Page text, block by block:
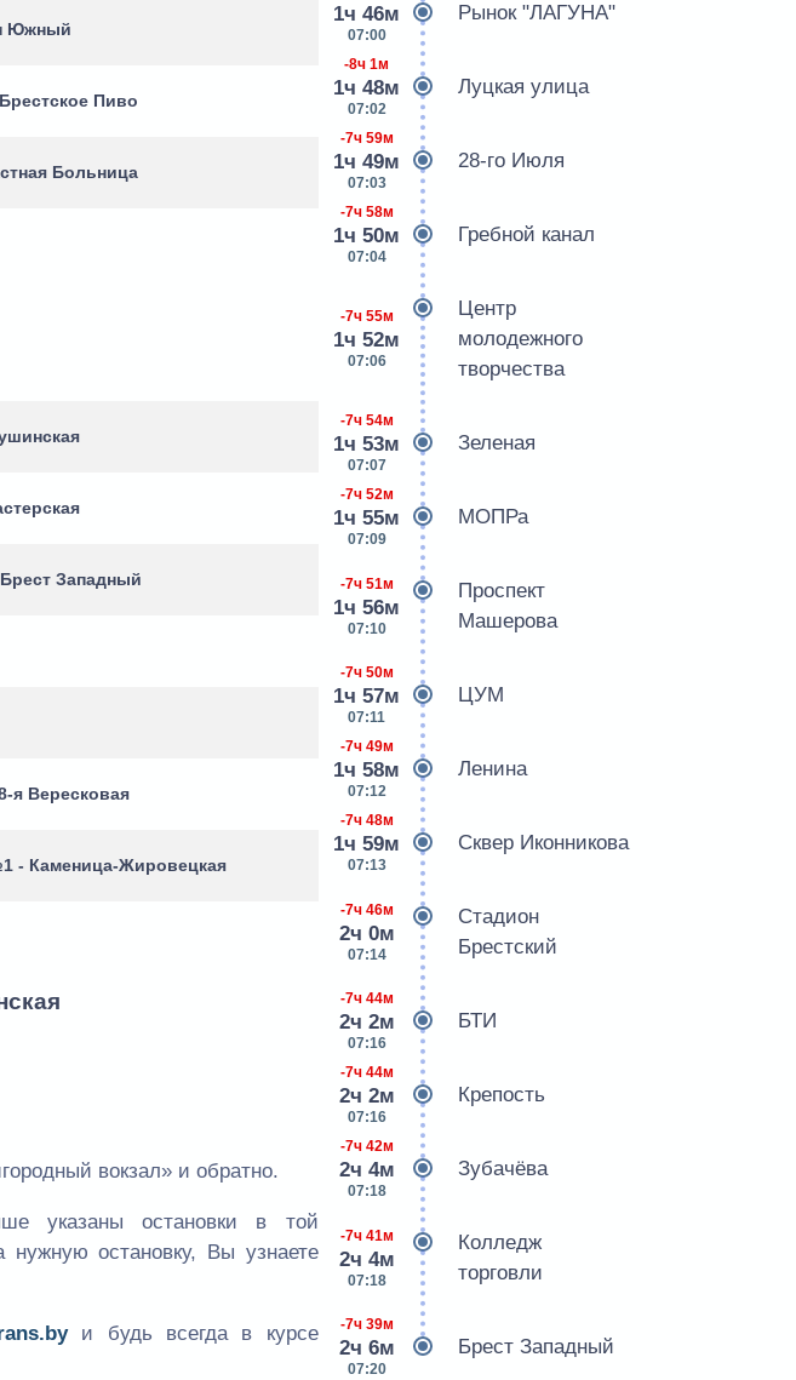
Южный
Пиво
Больница
Западный
я Вересковая
- Каменица-Жировецкая
вокзал» и обратно.
указаны остановки в той
нужную остановку, Вы узнаете
и будь всегда в курсе
1ч 46м
07:00
Рынок "ЛАГУНА"
-8ч 1м
1ч 48м
07:02
Луцкая улица
-7ч 59м
1ч 49м
07:03
28-го Июля
-7ч 58м
1ч 50м
07:04
Гребной канал
-7ч 55м
1ч 52м
07:06
Центр
молодежного
творчества
-7ч 54м
1ч 53м
07:07
Зеленая
-7ч 52м
1ч 55м
07:09
МОПРа
-7ч 51м
1ч 56м
07:10
Проспект
Машерова
-7ч 50м
1ч 57м
07:11
ЦУМ
-7ч 49м
1ч 58м
07:12
Ленина
-7ч 48м
1ч 59м
07:13
Сквер Иконникова
-7ч 46м
2ч 0м
07:14
Стадион
Брестский
-7ч 44м
2ч 2м
07:16
БТИ
-7ч 44м
2ч 2м
07:16
Крепость
-7ч 42м
2ч 4м
07:18
Зубачёва
-7ч 41м
2ч 4м
07:18
Колледж
торговли
-7ч 39м
2ч 6м
07:20
Брест Западный